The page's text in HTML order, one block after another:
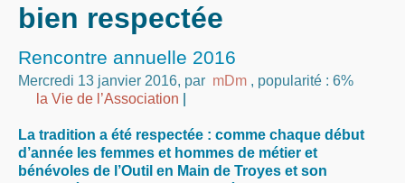
les Evénements
les Réalisations
Agenda
Contact
bien respectée
Rencontre annuelle 2016
Mercredi 13 janvier 2016, par mDm , popularité : 6%
la Vie de l’Association
La tradition a été respectée : comme chaque début
d’année les femmes et hommes de métier et
bénévoles de l’Outil en Main de Troyes et son